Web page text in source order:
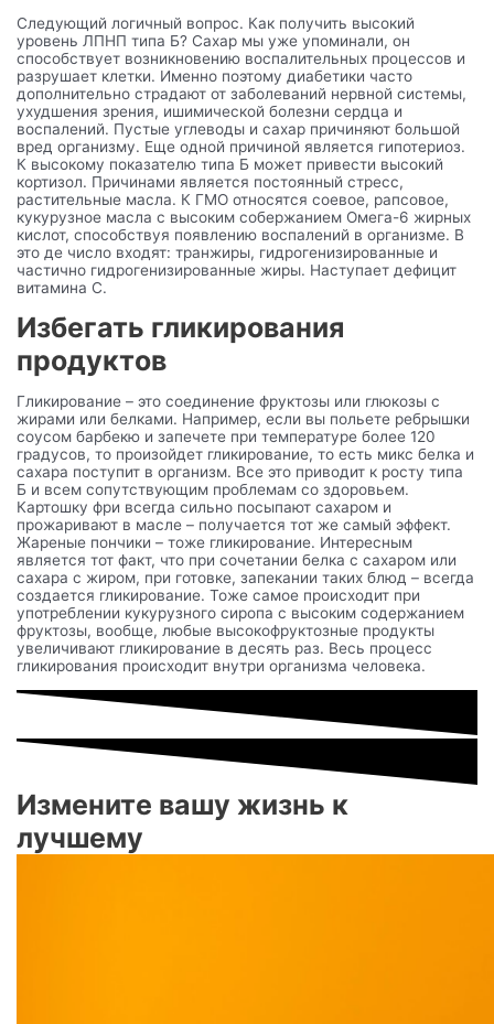
Следующий логичный вопрос. Как получить высокий
уровень ЛПНП типа Б? Сахар мы уже упоминали, он
способствует возникновению воспалительных процессов и
разрушает клетки. Именно поэтому диабетики часто
дополнительно страдают от заболеваний нервной системы,
ухудшения зрения, ишимической болезни сердца и
воспалений. Пустые углеводы и сахар причиняют большой
вред организму. Еще одной причиной является гипотериоз.
К высокому показателю типа Б может привести высокий
кортизол. Причинами является постоянный стресс,
растительные масла. К ГМО относятся соевое, рапсовое,
кукурузное масла с высоким собержанием Омега-6 жирных
кислот, способствуя появлению воспалений в организме. В
это де число входят: транжиры, гидрогенизированные и
частично гидрогенизированные жиры. Наступает дефицит
витамина С.
Избегать гликирования
продуктов
Гликирование – это соединение фруктозы или глюкозы с
жирами или белками. Например, если вы польете ребрышки
соусом барбекю и запечете при температуре более 120
градусов, то произойдет гликирование, то есть микс белка и
сахара поступит в организм. Все это приводит к росту типа
Б и всем сопутствующим проблемам со здоровьем.
Картошку фри всегда сильно посыпают сахаром и
прожаривают в масле – получается тот же самый эффект.
Жареные пончики – тоже гликирование. Интересным
является тот факт, что при сочетании белка с сахаром или
сахара с жиром, при готовке, запекании таких блюд – всегда
создается гликирование. Тоже самое происходит при
употреблении кукурузного сиропа с высоким содержанием
фруктозы, вообще, любые высокофруктозные продукты
увеличивают гликирование в десять раз. Весь процесс
гликирования происходит внутри организма человека.
Измените вашу жизнь к
лучшему